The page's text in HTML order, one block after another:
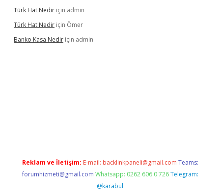
Türk Hat Nedir için admin
Türk Hat Nedir için Ömer
Banko Kasa Nedir için admin
Reklam ve İletişim: E-mail: backlinkpaneli@gmail.com Teams:
forumhizmeti@gmail.com Whatsapp: 0262 606 0 726 Telegram:
@karabul